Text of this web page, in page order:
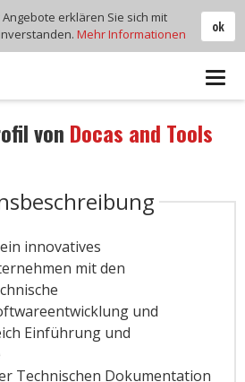
von Docas and Tools
innovatives
mit den
und
Einführung und
Technischen Dokumentation
ok
erklären Sie sich mit
Mehr Informationen